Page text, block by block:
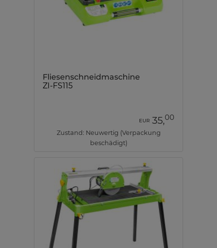
Fliesenschneidmaschine
ZI-FS115
EUR 35,00
Zustand: Neuwertig (Verpackung
beschädigt)